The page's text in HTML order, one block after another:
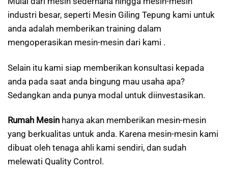
industri besar, seperti Mesin Giling Tepung kami untuk
anda adalah memberikan training dalam
mengoperasikan mesin-mesin dari kami .
Selain itu kami siap memberikan konsultasi kepada
anda pada saat anda bingung mau usaha apa?
Sedangkan anda punya modal untuk diinvestasikan.
Rumah Mesin hanya akan memberikan mesin-mesin
yang berkualitas untuk anda. Karena mesin-mesin kami
dibuat oleh tenaga ahli kami sendiri, dan sudah
melewati Quality Control.